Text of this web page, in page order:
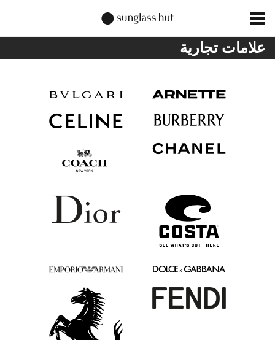
علامات تجارية